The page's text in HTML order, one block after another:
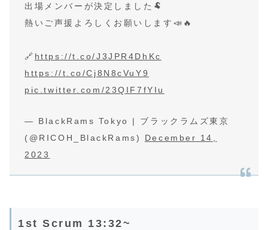
出場メンバーが決定しました🐏
熱いご声援よろしくお願いします📣🔥
🔗 https://t.co/J3JPR4DhKc
https://t.co/Cj8N8cVuY9
pic.twitter.com/23QIF7fYIu
— BlackRams Tokyo | ブラックラムズ東京
(@RICOH_BlackRams) December 14,
2023
1st Scrum 13:32~